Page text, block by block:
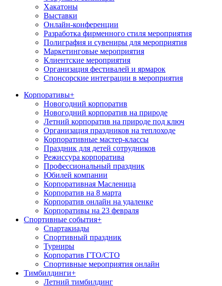
Хакатоны
Выставки
Онлайн-конференции
Разработка фирменного стиля мероприятия
Полиграфия и сувениры для мероприятия
Маркетинговые мероприятия
Клиентские мероприятия
Организация фестивалей и ярмарок
Спонсорские интеграции в мероприятия
Корпоративы+
Новогодний корпоратив
Новогодний корпоратив на природе
Летний корпоратив на природе под ключ
Организация праздников на теплоходе
Корпоративные мастер-классы
Праздник для детей сотрудников
Режиссура корпоратива
Профессиональный праздник
Юбилей компании
Корпоративная Масленица
Корпоратив на 8 марта
Корпоратив онлайн на удаленке
Корпоративы на 23 февраля
Спортивные события+
Спартакиады
Спортивный праздник
Турниры
Корпоратив ГТО/СТО
Спортивные мероприятия онлайн
Тимбилдинги+
Летний тимбилдинг